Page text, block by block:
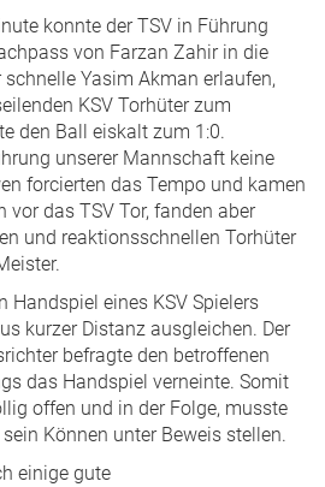
konnte der TSV in Führung
von Farzan Zahir in die
Yasim Akman erlaufen,
KSV Torhüter zum
den Ball eiskalt zum 1:0.
unserer Mannschaft keine
forcierten das Tempo und kamen
vor das TSV Tor, fanden aber
und reaktionsschnellen Torhüter
Handspiel eines KSV Spielers
kurzer Distanz ausgleichen. Der
befragte den betroffenen
das Handspiel verneinte. Somit
offen und in der Folge, musste
Können unter Beweis stellen.
einige gute